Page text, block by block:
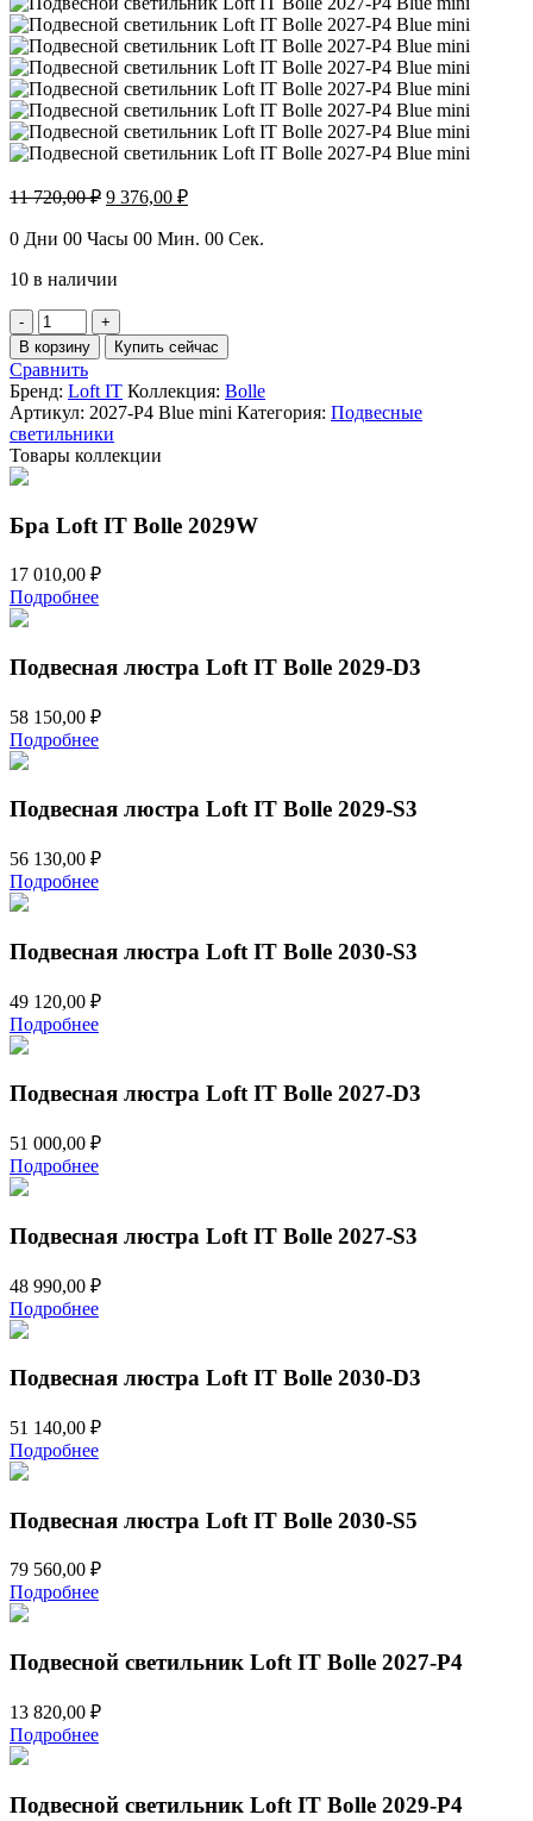
11 720,00₽ Первоначальная
составляла
720,00 ₽.
9 376,00 ₽Текущая
9
0 Дни 00 Часы 00 Мин. 00 Сек.
10 в наличии
Количество
товара
Подвесной
светильник
Loft
IT
Bolle
2027-
mini
В корзину Купить сейчас
Сравнить
Бренд: Loft IT Коллекция: Bolle
Артикул: 2027-P4 Blue mini Категория: Подвесные
светильники
Товары коллекции
Бра Loft IT Bolle 2029W
17 010,00 ₽
Подробнее
Подвесная люстра Loft IT Bolle 2029-D3
58 150,00 ₽
Подробнее
Подвесная люстра Loft IT Bolle 2029-S3
56 130,00 ₽
Подробнее
Подвесная люстра Loft IT Bolle 2030-S3
49 120,00 ₽
Подробнее
Подвесная люстра Loft IT Bolle 2027-D3
51 000,00 ₽
Подробнее
Подвесная люстра Loft IT Bolle 2027-S3
48 990,00 ₽
Подробнее
Подвесная люстра Loft IT Bolle 2030-D3
51 140,00 ₽
Подробнее
Подвесная люстра Loft IT Bolle 2030-S5
79 560,00 ₽
Подробнее
Подвесной светильник Loft IT Bolle 2027-P4
13 820,00 ₽
Подробнее
Подвесной светильник Loft IT Bolle 2029-P4